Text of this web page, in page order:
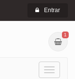
Entrar
1
Toggle